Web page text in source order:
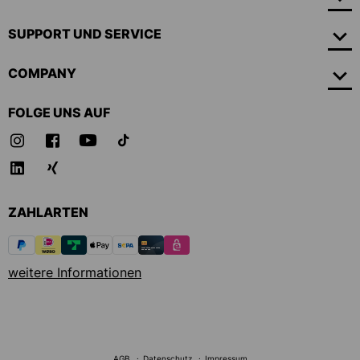
SUPPORT UND SERVICE
COMPANY
FOLGE UNS AUF
ZAHLARTEN
weitere Informationen